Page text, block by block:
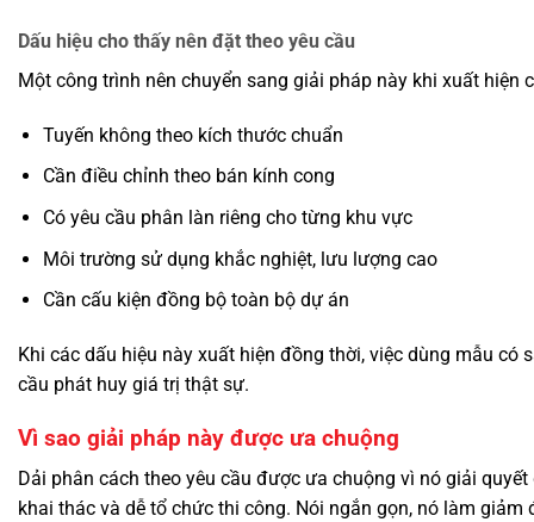
Dấu hiệu cho thấy nên đặt theo yêu cầu
Một công trình nên chuyển sang giải pháp này khi xuất hiện
Tuyến không theo kích thước chuẩn
Cần điều chỉnh theo bán kính cong
Có yêu cầu phân làn riêng cho từng khu vực
Môi trường sử dụng khắc nghiệt, lưu lượng cao
Cần cấu kiện đồng bộ toàn bộ dự án
Khi các dấu hiệu này xuất hiện đồng thời, việc dùng mẫu
cầu phát huy giá trị thật sự.
Vì sao giải pháp này được ưa chuộng
Dải phân cách theo yêu cầu được ưa chuộng vì nó giải
khai thác và dễ tổ chức thi công. Nói ngắn gọn, nó làm